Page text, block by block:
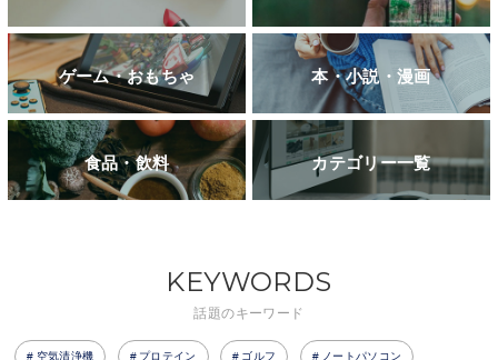
ゲーム・おもちゃ 本・小説・漫画
食品・飲料 カテゴリー一覧
KEYWORDS
話題のキーワード
空気清浄機 プロテイン ゴルフ ノートパソコン